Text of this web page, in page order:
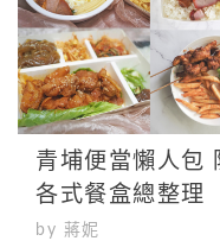
青埔便當懶人包
各式餐盒總整理
by 蔣妮